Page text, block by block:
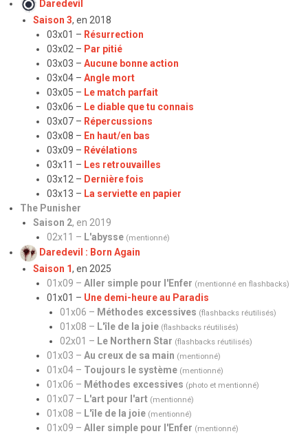
Daredevil
Saison 3, en 2018
03x01 – Résurrection
03x02 – Par pitié
03x03 – Aucune bonne action
03x04 – Angle mort
03x05 – Le match parfait
03x06 – Le diable que tu connais
03x07 – Répercussions
03x08 – En haut/en bas
03x09 – Révélations
03x11 – Les retrouvailles
03x12 – Dernière fois
03x13 – La serviette en papier
The Punisher
Saison 2, en 2019
02x11 – L'abysse (mentionné)
Daredevil : Born Again
Saison 1, en 2025
01x09 – Aller simple pour l'Enfer (mentionné en flashbacks)
01x01 – Une demi-heure au Paradis
01x06 – Méthodes excessives (flashbacks réutilisés)
01x08 – L'île de la joie (flashbacks réutilisés)
02x01 – Le Northern Star (flashbacks réutilisés)
01x03 – Au creux de sa main (mentionné)
01x04 – Toujours le système (mentionné)
01x06 – Méthodes excessives (photo et mentionné)
01x07 – L'art pour l'art (mentionné)
01x08 – L'île de la joie (mentionné)
01x09 – Aller simple pour l'Enfer (mentionné)